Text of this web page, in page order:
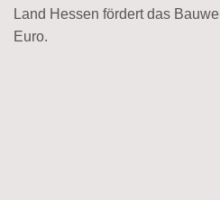
Land Hessen fördert das
Euro.